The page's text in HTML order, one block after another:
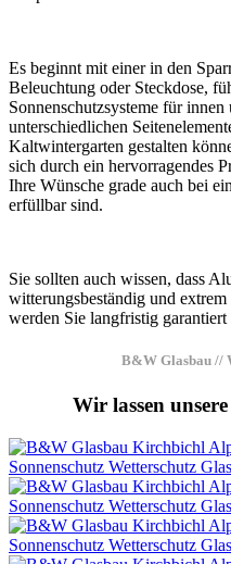
Es beginnt mit einer in den
Beleuchtung oder Steckdose,
Sonnenschutzsysteme für
unterschiedlichen
Kaltwintergarten gestalten
sich durch ein hervorragendes
Ihre Wünsche grade auch bei
erfüllbar sind.
Sie sollten auch wissen, dass
witterungsbeständig und
werden Sie langfristig garantiert
B&W Glasbau //
Wir lassen